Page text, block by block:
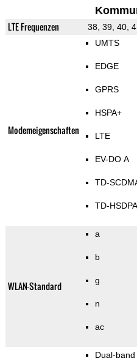
LTE Frequenzen 38, 39, 40,
Modemeigenschaften
UMTS
EDGE
GPRS
HSPA+
LTE
EV-DO A
TD-
TD-HSDPA
WLAN-Standard
a
b
g
n
ac
Dual-band